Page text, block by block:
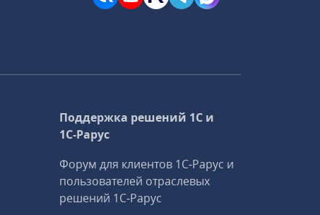
Поддержка решений 1С и
1С‑Рарус
Форум для клиентов 1С‑Рарус и
пользователей отраслевых
решений 1С‑Рарус